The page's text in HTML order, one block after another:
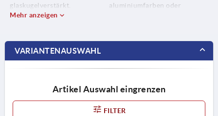
glaskugelverstärkt.
Gewindebuchse Messing.
aluminiumfarben oder
Mehr anzeigen
VARIANTENAUSWAHL
Artikel Auswahl eingrenzen
FILTER